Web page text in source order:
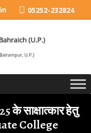
05252-232824
के साक्षात्कार हेतु
College